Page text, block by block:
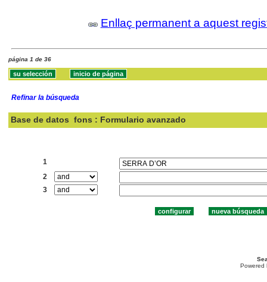
Enllaç permanent a aquest
página 1 de 36
Refinar la búsqueda
Base de datos fons : Formulario avanzado
1
2
3